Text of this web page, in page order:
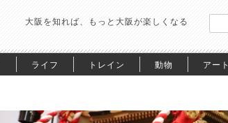
大阪を知れば、もっと大阪が楽しくなる
ライフ トレイン 動物 アート